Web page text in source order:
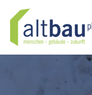
Inhalt
springen